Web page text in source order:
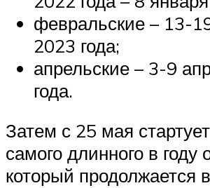
февральские – 13-
2023 года;
апрельские – 3-9
года.
Затем с 25 мая
самого длинного в году
который продолжается